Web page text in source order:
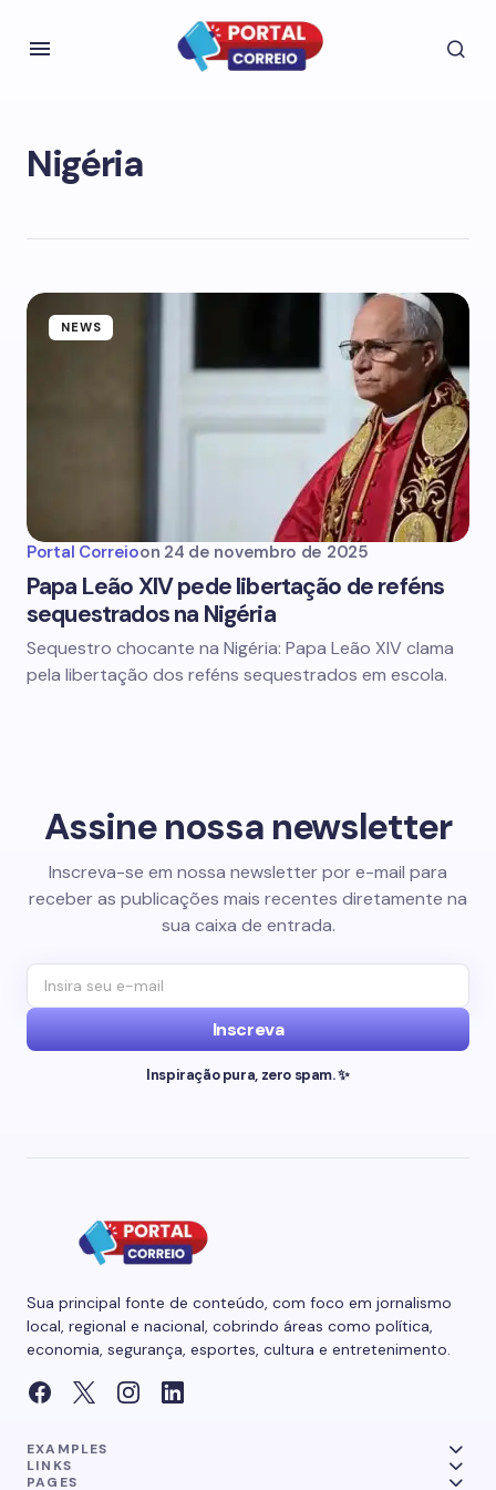
Nigéria
NEWS
Portal Correioon 24 de novembro de 2025
Papa Leão XIV pede libertação de reféns
sequestrados na Nigéria
Sequestro chocante na Nigéria: Papa Leão XIV clama
pela libertação dos reféns sequestrados em escola.
Assine nossa newsletter
Inscreva-se em nossa newsletter por e-mail para
receber as publicações mais recentes diretamente na
sua caixa de entrada.
Inscreva
Inspiração pura, zero spam. ✨
Sua principal fonte de conteúdo, com foco em jornalismo
local, regional e nacional, cobrindo áreas como política,
economia, segurança, esportes, cultura e entretenimento.
EXAMPLES
LINKS
PAGES